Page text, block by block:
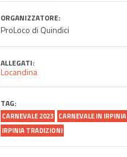
ORGANIZZATORE:
ProLoco di Quindici
ALLEGATI:
Locandina
TAG:
CARNEVALE 2023 CARNEVALE IN IRPINIA
IRPINIA TRADIZIONI